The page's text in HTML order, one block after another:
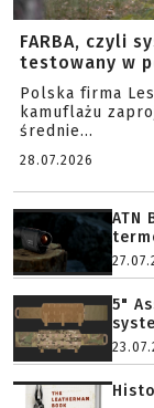
FARBA, czyli
testowany w
Polska firma
kamuflażu
średnie...
28.07.2026
ATN
5"